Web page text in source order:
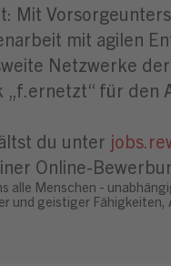
Mit
mit agilen
Netzwerke
„f.ernetzt“ für den
du unter
Online-
alle Menschen -
und geistiger